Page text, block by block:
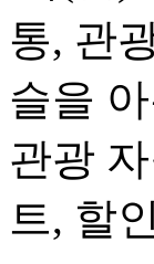
통, 관
슬을
관광
트, 할